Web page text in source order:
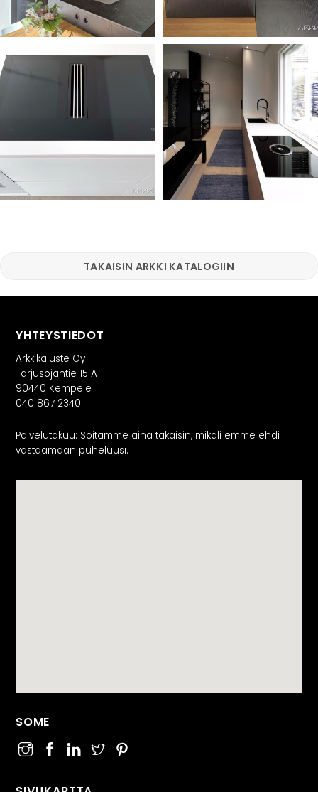
TAKAISIN ARKKI KATALOGIIN
YHTEYSTIEDOT
Arkkikaluste Oy
Tarjusojantie 15 A
90440 Kempele
040 867 2340
Palvelutakuu: Soitamme aina takaisin, mikäli emme ehdi
vastaamaan puheluusi.
SOME